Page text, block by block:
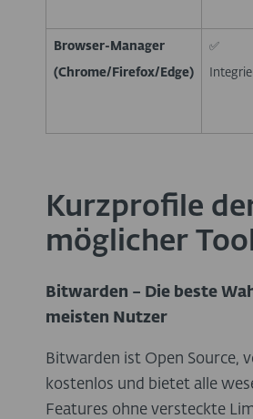
Browser-Manager
(Chrome/Firefox/Edge)
✅
Kurzprofile
möglicher
Bitwarden – Die beste
meisten Nutzer
Bitwarden ist Open Source,
kostenlos und bietet alle
Features ohne versteckte